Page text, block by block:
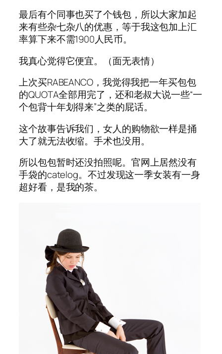
最后有个同事也买了个钱包，所以大家加起
来有些杂七杂八的优惠，等于我这包加上汇
率算下来不需1900人民币。
我真心觉得它便宜。（面无表情）
上次买RABEANCO，我觉得我把一年买包包
的QUOTA全部用完了，还和老叔大说一些“一
个包背十年划得来”之类的屁话。
这个故事告诉我们，女人的购物欲一样是捅
大了就无法收缩。手术也没用。
所以包包暂时还没拍照呢。官网上居然没有
手袋的catelog。不过发现这一季女装有一身
超好看，是我的茶。